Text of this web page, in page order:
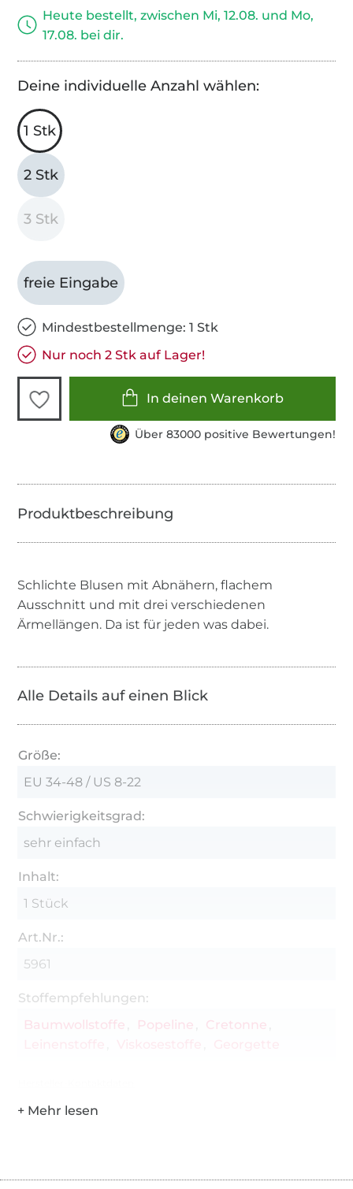
Heute bestellt, zwischen Mi, 12.08. und Mo,
17.08. bei dir.
Deine individuelle Anzahl wählen:
1 Stk
2 Stk
3 Stk
freie Eingabe
Mindestbestellmenge: 1 Stk
Nur noch 2 Stk auf Lager!
In deinen Warenkorb
Über 83000 positive Bewertungen!
Schlichte Blusen mit Abnähern, flachem
Ausschnitt und mit drei verschiedenen
Ärmellängen. Da ist für jeden was dabei.
Alle Details auf einen Blick
Größe:
EU 34-48 / US 8-22
Schwierigkeitsgrad:
sehr einfach
Inhalt:
1 Stück
Art.Nr.:
5961
Stoffempfehlungen:
Baumwollstoffe
Popeline
Cretonne